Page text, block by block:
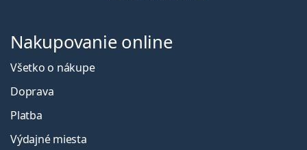
Nakupovanie online
Všetko o nákupe
Doprava
Platba
Výdajné miesta